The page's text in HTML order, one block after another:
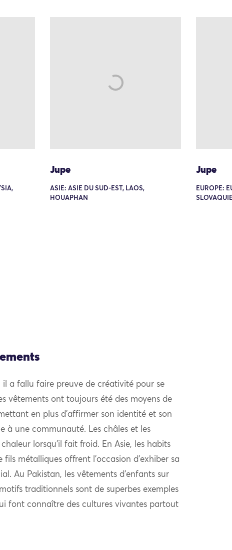
Jupe
ASIE: ASIE DU SUD-EST, LAOS,
HOUAPHAN
Jupe
EUROPE:
il a fallu faire preuve de créativité pour se
vêtements ont toujours été des moyens de
en plus d’affirmer son identité et son
à une communauté. Les châles et les
lorsqu’il fait froid. En Asie, les habits
fils métalliques offrent l’occasion d’exhiber sa
Au Pakistan, les vêtements d’enfants sur
traditionnels sont de superbes exemples
font connaître des cultures vivantes partout